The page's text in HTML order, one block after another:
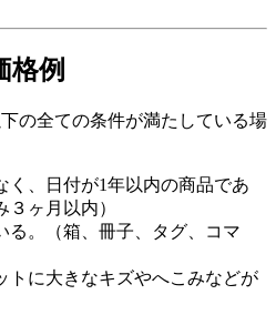
格例
の全ての条件が満たしている場
く、日付が1年以内の商品であ
ヶ月以内）
る。（箱、冊子、タグ、コマ
トに大きなキズやへこみなどが